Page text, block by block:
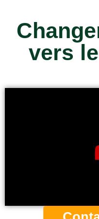
vers le